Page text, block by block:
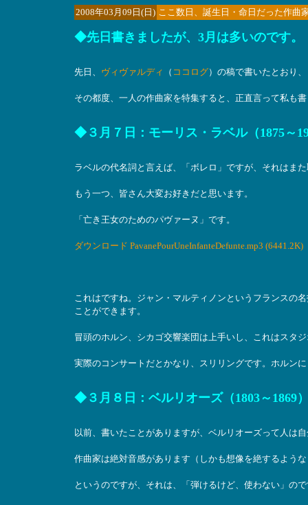
2008年03月09日(日) ここ数日、誕生日・命日だった作曲
◆先日書きましたが、3月は多いのです。
先日、 ヴィヴァルディ （ ココログ）の稿で書いたとおり
その都度、一人の作曲家を特集すると、正直言って私も
◆３月７日：モーリス・ラベル（1875～
ラベルの代名詞と言えば、「ボレロ」ですが、それはま
もう一つ、皆さん大変お好きだと思います。
「亡き王女のためのパヴァーヌ」です。
ダウンロード PavanePourUneInfanteDefunte.mp3 (6441.2K)
これはですね。ジャン・マルティノンというフランスの
ことができます。
冒頭のホルン、シカゴ交響楽団は上手いし、これはスタ
実際のコンサートだとかなり、スリリングです。ホルン
◆３月８日：ベルリオーズ（1803～1869
以前、書いたことがありますが、ベルリオーズって人は
作曲家は絶対音感があります（しかも想像を絶するよう
というのですが、それは、「弾けるけど、使わない」の